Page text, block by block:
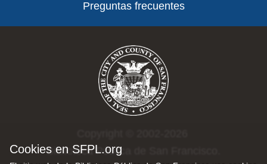
Cookies en SFPL.org
Preguntas frecuentes
Biblioteca Pública de San Francisco.